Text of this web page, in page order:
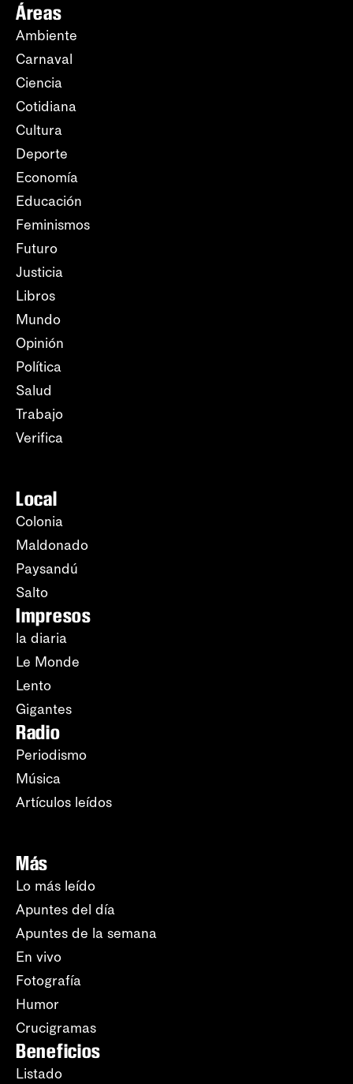
Áreas
Ambiente
Carnaval
Ciencia
Cotidiana
Cultura
Deporte
Economía
Educación
Feminismos
Futuro
Justicia
Libros
Mundo
Opinión
Política
Salud
Trabajo
Verifica
Local
Colonia
Maldonado
Paysandú
Salto
Impresos
la diaria
Le Monde
Lento
Gigantes
Radio
Periodismo
Música
Artículos leídos
Más
Lo más leído
Apuntes del día
Apuntes de la semana
En vivo
Fotografía
Humor
Crucigramas
Beneficios
Listado